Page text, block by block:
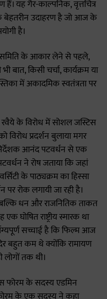
यह गैर-काल्पनिक, वृत्तचित्र
बेहतरीन उदाहरण है जो आज के
है।
समिति के आकार लेने से पहले,
बात, किसी चर्चा, कार्यक्रम या
में अकादमिक स्वतंत्रता पर
रवैये के विरोध में सोशल जस्टिस
प्रदर्शन बुलाया मगर
आनंद पटवर्धन से एक
ने रोष जताया कि जहां
के पाठ्यक्रम का हिस्सा
रोक लगायी जा रही है।
बल्कि धन और राजनितिक ताकत
घोषित राष्ट्रीय स्मारक था
सच्चाई है कि फिल्म आज
बहुत कम थे क्योंकि रामायण
तक थी।
फोरम के सदस्य एडमिन